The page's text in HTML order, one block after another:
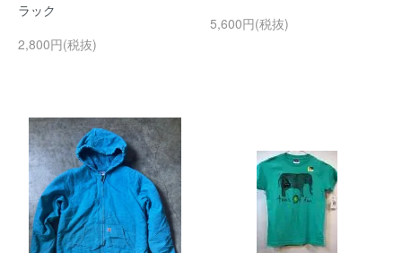
ラック
2,800円(税抜)
5,600円(税抜)